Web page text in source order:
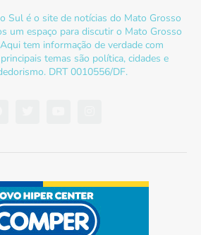
Sul é o site de notícias do Mato Grosso
um espaço para discutir o Mato Grosso
tem informação de verdade com
temas são política, cidades e
DRT 0010556/DF.